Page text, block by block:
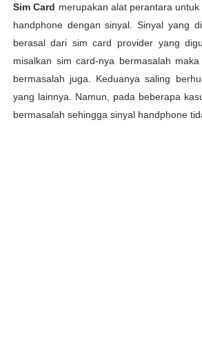
Sim Card merupakan alat perantara
handphone dengan sinyal. Sinyal yang
berasal dari sim card provider yang
misalkan sim card-nya bermasalah
bermasalah juga. Keduanya saling
yang lainnya. Namun, pada beberapa
bermasalah sehingga sinyal handphone